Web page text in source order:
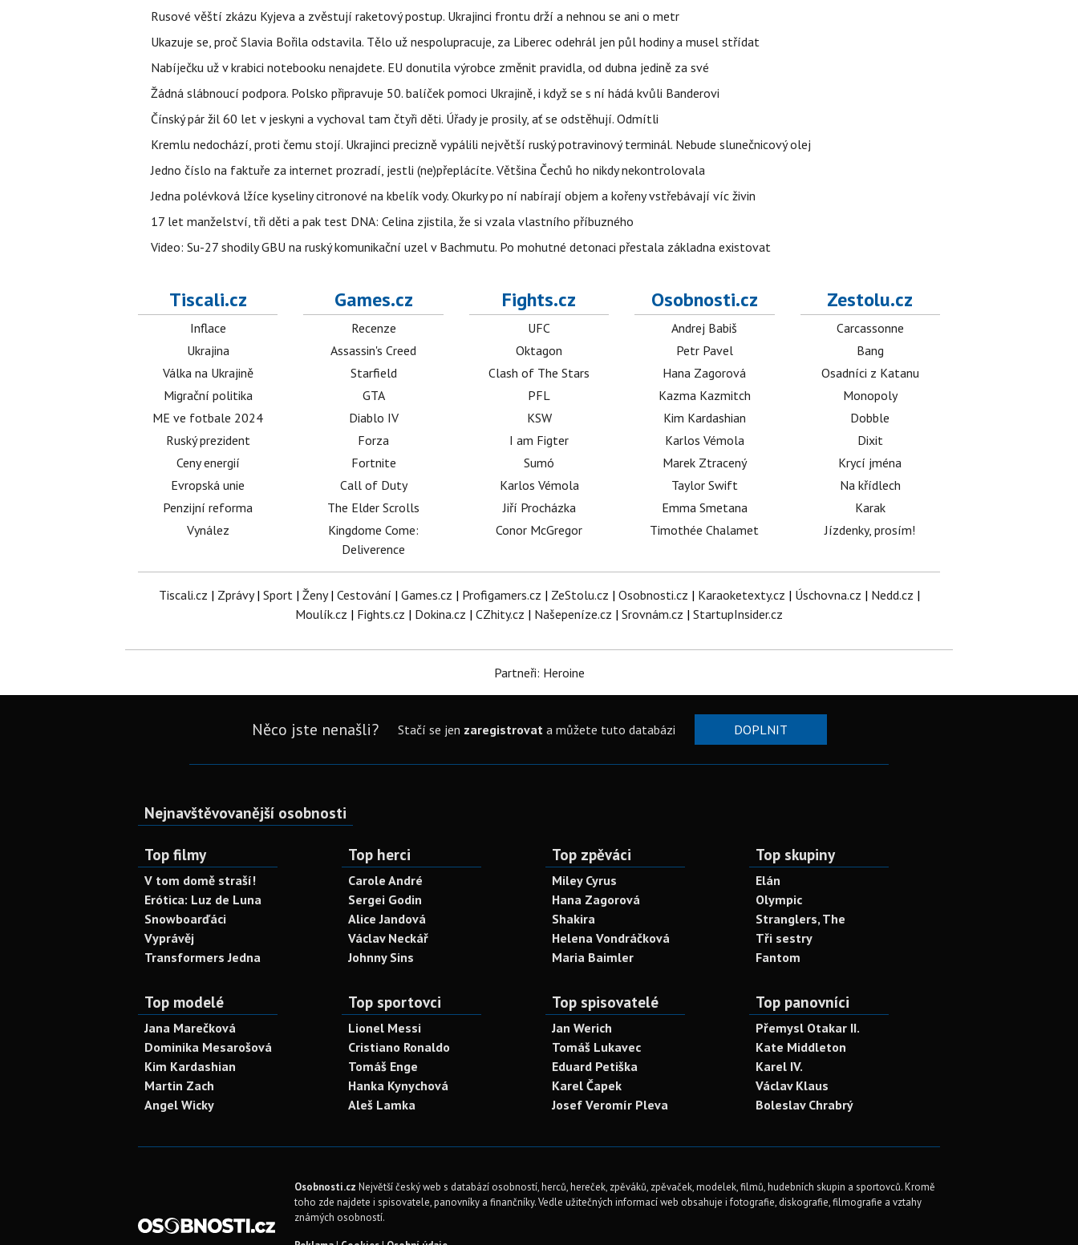
Rusové věští zkázu Kyjeva a zvěstují raketový postup. Ukrajinci frontu drží a nehnou se ani o metr
Ukazuje se, proč Slavia Bořila odstavila. Tělo už nespolupracuje, za Liberec odehrál jen půl hodiny a musel střídat
Nabíječku už v krabici notebooku nenajdete. EU donutila výrobce změnit pravidla, od dubna jedině za své
Žádná slábnoucí podpora. Polsko připravuje 50. balíček pomoci Ukrajině, i když se s ní hádá kvůli Banderovi
Čínský pár žil 60 let v jeskyni a vychoval tam čtyři děti. Úřady je prosily, ať se odstěhují. Odmítli
Kremlu nedochází, proti čemu stojí. Ukrajinci precizně vypálili největší ruský potravinový terminál. Nebude slunečnicový olej
Jedno číslo na faktuře za internet prozradí, jestli (ne)přeplácíte. Většina Čechů ho nikdy nekontrolovala
Jedna polévková lžíce kyseliny citronové na kbelík vody. Okurky po ní nabírají objem a kořeny vstřebávají víc živin
17 let manželství, tři děti a pak test DNA: Celina zjistila, že si vzala vlastního příbuzného
Video: Su-27 shodily GBU na ruský komunikační uzel v Bachmutu. Po mohutné detonaci přestala základna existovat
Tiscali.cz
Inflace
Ukrajina
Válka na Ukrajině
Migrační politika
ME ve fotbale 2024
Ruský prezident
Ceny energií
Evropská unie
Penzijní reforma
Vynález
Games.cz
Recenze
Assassin's Creed
Starfield
GTA
Diablo IV
Forza
Fortnite
Call of Duty
The Elder Scrolls
Kingdome Come:
Deliverence
Fights.cz
UFC
Oktagon
Clash of The Stars
PFL
KSW
I am Figter
Sumó
Karlos Vémola
Jiří Procházka
Conor McGregor
Osobnosti.cz
Andrej Babiš
Petr Pavel
Hana Zagorová
Kazma Kazmitch
Kim Kardashian
Karlos Vémola
Marek Ztracený
Taylor Swift
Emma Smetana
Timothée Chalamet
Zestolu.cz
Carcassonne
Bang
Osadníci z Katanu
Monopoly
Dobble
Dixit
Krycí jména
Na křídlech
Karak
Jízdenky, prosím!
Tiscali.cz | Zprávy| Sport| Ženy| Cestování | Games.cz | Profigamers.cz | ZeStolu.cz | Osobnosti.cz | Karaoketexty.cz | Úschovna.cz | Nedd.cz |
Moulík.cz | Fights.cz | Dokina.cz | CZhity.cz | Našepeníze.cz | Srovnám.cz | StartupInsider.cz
Partneři: Heroine
Něco jste nenašli? Stačí se jen zaregistrovata můžete tuto databázi DOPLNIT
Nejnavštěvovanější osobnosti
Top filmy
V tom domě straší!
Erótica: Luz de Luna
Snowboarďáci
Vyprávěj
Transformers Jedna
Top herci
Carole André
Sergei Godin
Alice Jandová
Václav Neckář
Johnny Sins
Top zpěváci
Miley Cyrus
Hana Zagorová
Shakira
Helena Vondráčková
Maria Baimler
Top skupiny
Elán
Olympic
Stranglers, The
Tři sestry
Fantom
Top modelé
Jana Marečková
Dominika Mesarošová
Kim Kardashian
Martin Zach
Angel Wicky
Top sportovci
Lionel Messi
Cristiano Ronaldo
Tomáš Enge
Hanka Kynychová
Aleš Lamka
Top spisovatelé
Jan Werich
Tomáš Lukavec
Eduard Petiška
Karel Čapek
Josef Veromír Pleva
Top panovníci
Přemysl Otakar II.
Kate Middleton
Karel IV.
Václav Klaus
Boleslav Chrabrý
Osobnosti.cz Největší český web s databází osobností, herců, hereček, zpěváků, zpěvaček, modelek, filmů, hudebních skupin a sportovců. Kromě
toho zde najdete i spisovatele, panovníky a finančníky. Vedle užitečných informací web obsahuje i fotografie, diskografie, filmografie a vztahy
známých osobností.